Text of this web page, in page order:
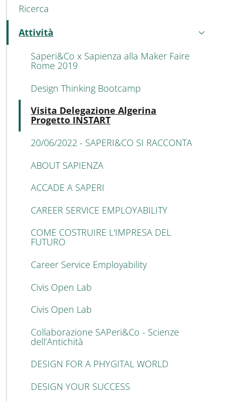
Ricerca
Attività
Active
Saperi&Co x Sapienza alla Maker Faire
Rome 2019
Design Thinking Bootcamp
Visita Delegazione Algerina
Progetto INSTART
20/06/2022 - SAPERI&CO SI RACCONTA
ABOUT SAPIENZA
ACCADE A SAPERI
CAREER SERVICE EMPLOYABILITY
COME COSTRUIRE L'IMPRESA DEL
FUTURO
Career Service Employability
Civis Open Lab
Civis Open Lab
Collaborazione SAPeri&Co - Scienze
dell’Antichità
DESIGN FOR A PHYGITAL WORLD
DESIGN YOUR SUCCESS